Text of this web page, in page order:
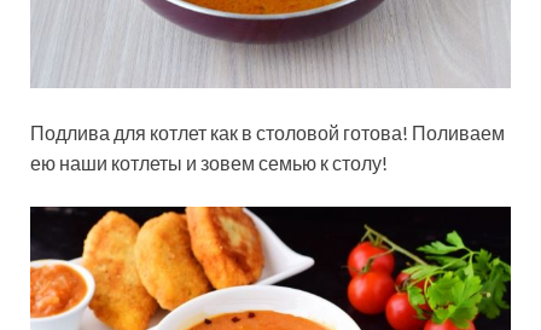
Подлива для котлет как в столовой готова! Поливаем
ею наши котлеты и зовем семью к столу!